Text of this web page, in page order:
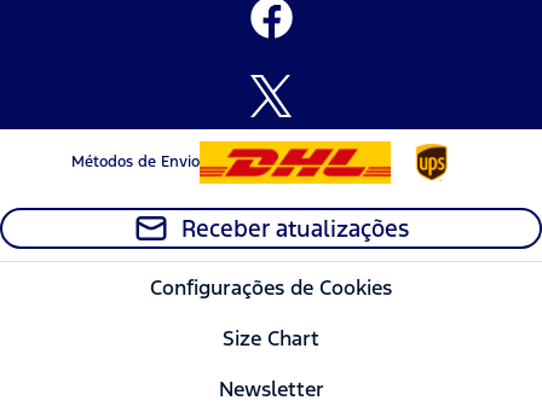
Métodos de Envio
Receber atualizações
Configurações de Cookies
Size Chart
Newsletter